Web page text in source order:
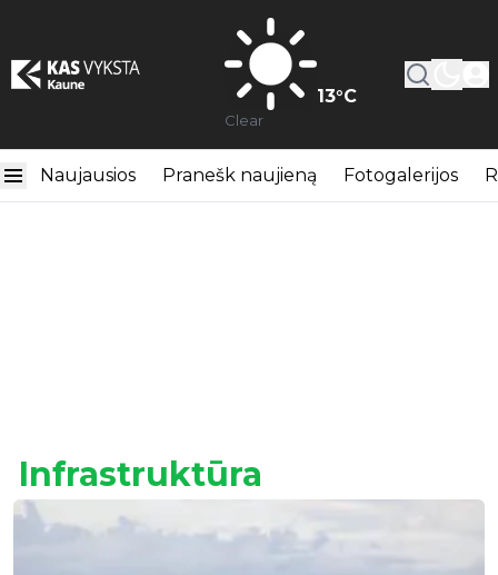
13°C
Clear
Naujausios Pranešk naujieną Fotogalerijos
Infrastruktūra